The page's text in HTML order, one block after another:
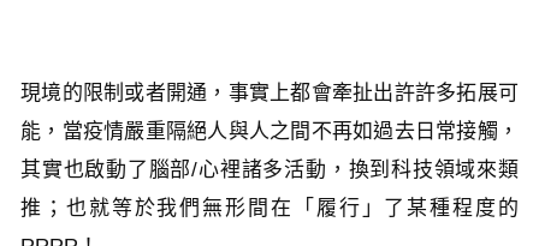
現境的限制或者開通，事實上都會牽扯出許許多拓展可
能，當疫情嚴重隔絕人與人之間不再如過去日常接觸，
其實也啟動了腦部/心裡諸多活動，換到科技領域來類
推；也就等於我們無形間在「履行」了某種程度的